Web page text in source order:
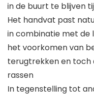
in de buurt te blijven
Het handvat past
in combinatie met de
het voorkomen van
terugtrekken en toch
rassen
In tegenstelling tot